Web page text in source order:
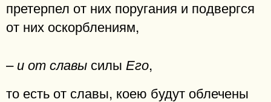
претерпел от них поругания и подвергся
от них оскорблениям,
–и от славы силы Его,
то есть от славы, коею будут облечены